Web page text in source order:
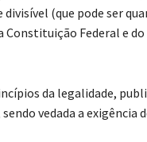
(que pode ser
Federal e
da legalidade,
vedada a exigência